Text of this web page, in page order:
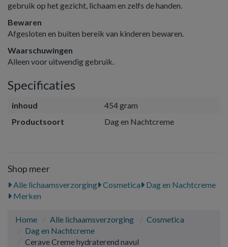
gebruik op het gezicht, lichaam en zelfs de handen.
Bewaren
Afgesloten en buiten bereik van kinderen bewaren.
Waarschuwingen
Alleen voor uitwendig gebruik.
Specificaties
inhoud
454 gram
Productsoort
Dag en Nachtcreme
Shop meer
Alle lichaamsverzorging Cosmetica
Dag en Nachtcreme
Merken
Home Alle lichaamsverzorging
Cosmetica
Dag en Nachtcreme
Cerave Creme hydraterend navul